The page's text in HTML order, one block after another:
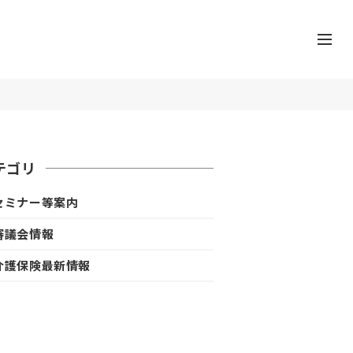
ゴリ
ミナー等案内
議会情報
護保険最新情報